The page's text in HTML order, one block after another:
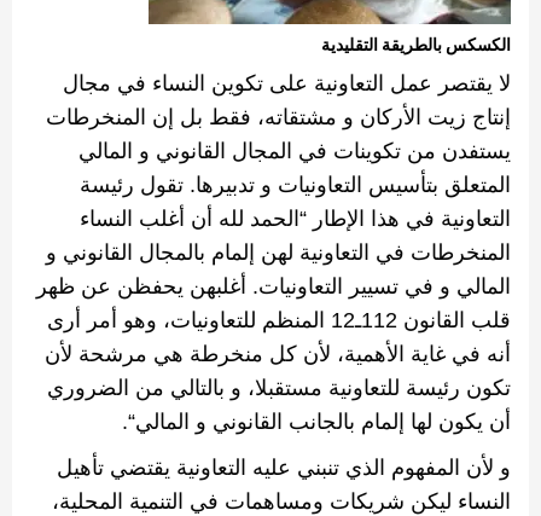
الكسكس بالطريقة التقليدية
لا يقتصر عمل التعاونية على تكوين النساء في مجال
إنتاج زيت الأركان و مشتقاته، فقط بل إن المنخرطات
يستفدن من تكوينات في المجال القانوني و المالي
المتعلق بتأسيس التعاونيات و تدبيرها. تقول رئيسة
التعاونية في هذا الإطار “ الحمد لله أن أغلب النساء
المنخرطات في التعاونية لهن إلمام بالمجال القانوني و
المالي و في تسيير التعاونيات. أغلبهن يحفظن عن ظهر
قلب القانون 112ـ12 المنظم للتعاونيات، وهو أمر أرى
أنه في غاية الأهمية، لأن كل منخرطة هي مرشحة لأن
تكون رئيسة للتعاونية مستقبلا، و بالتالي من الضروري
أن يكون لها إلمام بالجانب القانوني و المالي“
.
و لأن المفهوم الذي تنبني عليه التعاونية يقتضي تأهيل
النساء ليكن شريكات ومساهمات في التنمية المحلية،